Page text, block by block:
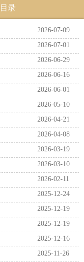
录
2026-07-09
2026-07-01
2026-06-29
2026-06-16
2026-06-01
2026-05-10
2026-04-21
2026-04-08
2026-03-19
2026-03-10
2026-02-11
2025-12-24
2025-12-19
2025-12-19
2025-12-16
2025-11-26